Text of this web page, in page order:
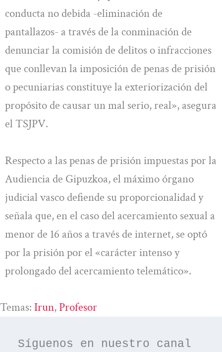
conducta no debida -eliminación de
pantallazos- a través de la conminación de
denunciar la comisión de delitos o infracciones
que conllevan la imposición de penas de prisión
o pecuniarias constituye la exteriorización del
propósito de causar un mal serio, real», asegura
el TSJPV.
Respecto a las penas de prisión impuestas por la
Audiencia de Gipuzkoa, el máximo órgano
judicial vasco defiende su proporcionalidad y
señala que, en el caso del acercamiento sexual a
menor de 16 años a través de internet, se optó
por la prisión por el «carácter intenso y
prolongado del acercamiento telemático».
Temas: Irun, Profesor
Síguenos en nuestro canal